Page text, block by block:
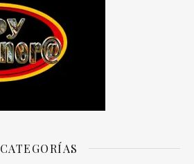
CATEGORÍAS